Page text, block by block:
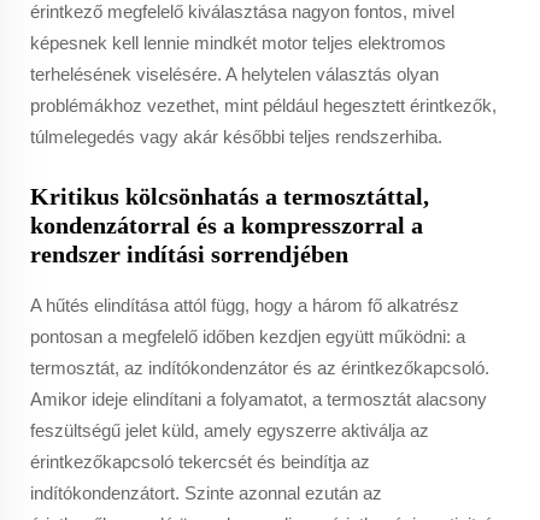
érintkező megfelelő kiválasztása nagyon fontos, mivel
képesnek kell lennie mindkét motor teljes elektromos
terhelésének viselésére. A helytelen választás olyan
problémákhoz vezethet, mint például hegesztett érintkezők,
túlmelegedés vagy akár későbbi teljes rendszerhiba.
Kritikus kölcsönhatás a termosztáttal,
kondenzátorral és a kompresszorral a
rendszer indítási sorrendjében
A hűtés elindítása attól függ, hogy a három fő alkatrész
pontosan a megfelelő időben kezdjen együtt működni: a
termosztát, az indítókondenzátor és az érintkezőkapcsoló.
Amikor ideje elindítani a folyamatot, a termosztát alacsony
feszültségű jelet küld, amely egyszerre aktiválja az
érintkezőkapcsoló tekercsét és beindítja az
indítókondenzátort. Szinte azonnal ezután az